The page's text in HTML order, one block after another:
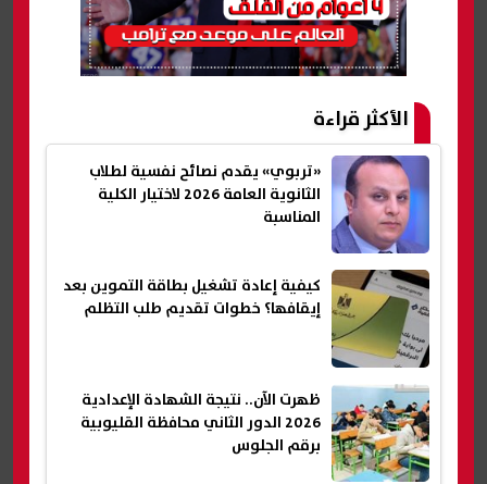
الأكثر قراءة
«تربوي» يقدم نصائح نفسية لطلاب
الثانوية العامة 2026 لاختيار الكلية
المناسبة
كيفية إعادة تشغيل بطاقة التموين بعد
إيقافها؟ خطوات تقديم طلب التظلم
ظهرت الآن.. نتيجة الشهادة الإعدادية
2026 الدور الثاني محافظة القليوبية
برقم الجلوس